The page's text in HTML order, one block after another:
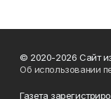
© 2020-2026 Сайт
Об использовании
Газета